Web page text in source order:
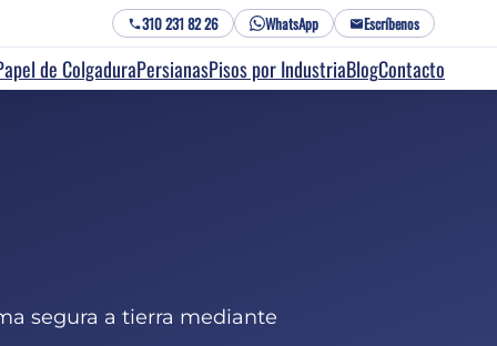
310 231 82 26 WhatsApp Escríbenos
de ColgaduraPersianasPisos por IndustriaBlogContacto
segura a tierra mediante